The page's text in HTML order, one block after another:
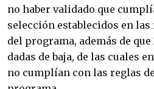
no haber validado que
selección establecidos en
del programa, además de
dadas de baja, de las cuales
no cumplían con las reglas